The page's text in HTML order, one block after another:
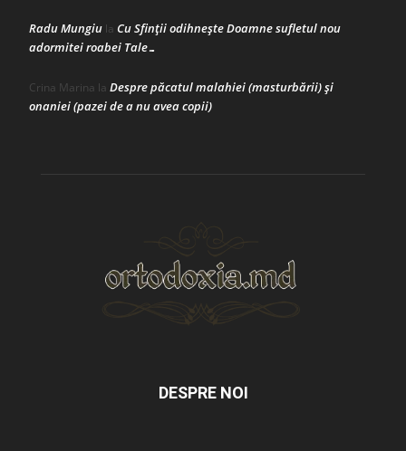
Radu Mungiu la Cu Sfinții odihnește Doamne sufletul nou
adormitei roabei Tale…
Crina Marina la Despre păcatul malahiei (masturbării) şi
onaniei (pazei de a nu avea copii)
DESPRE NOI